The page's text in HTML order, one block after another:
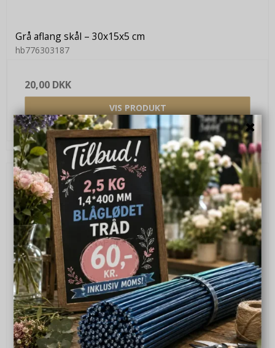
Grå aflang skål – 30x15x5 cm
hb776303187
20,00 DKK
VIS PRODUKT